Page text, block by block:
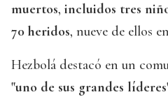
muertos, incluidos tres
70 heridos, nueve de ellos
Hezbolá destacó en un
"uno de sus grandes